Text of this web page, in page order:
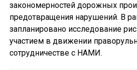
закономерностей дорожных
предотвращения нарушений. В
запланировано исследование
участием в движении
сотрудничестве с НАМИ.